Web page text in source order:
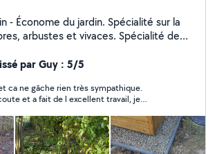
du jardin. Spécialité sur la
arbustes et vivaces. Spécialité de
du jardin pour une meilleure
du climat local. Recherche de
visant à réduire les besoins
terme. Outils manuels
travail silencieux possible. Travail
j'essaie de baser avant tout sur les
terme de physiologie végétale, de
par Guy : 5/5
ca ne gâche rien très sympathique.
et a fait de l excellent travail, je